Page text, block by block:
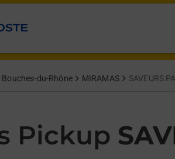
Bouches-du-Rhône MIRAMAS SAVEURS
Pickup
Pickup at 8 PLACE JEAN JAURES
nouvel onglet